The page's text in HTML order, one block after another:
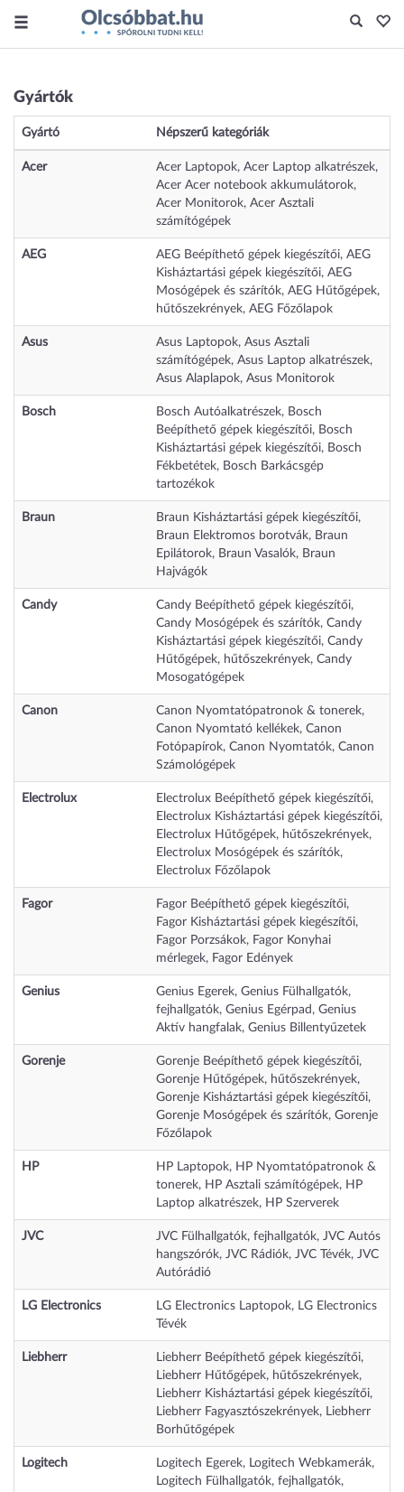
Gyártók
Gyártó Népszerű kategóriák
Acer Acer Laptopok, Acer Laptop alkatrészek,
Acer Acer notebook akkumulátorok,
Acer Monitorok, Acer Asztali
számítógépek
AEG AEG Beépíthető gépek kiegészítői, AEG
Kisháztartási gépek kiegészítői, AEG
Mosógépek és szárítók, AEG Hűtőgépek,
hűtőszekrények, AEG Főzőlapok
Asus Asus Laptopok, Asus Asztali
számítógépek, Asus Laptop alkatrészek,
Asus Alaplapok, Asus Monitorok
Bosch Bosch Autóalkatrészek, Bosch
Beépíthető gépek kiegészítői, Bosch
Kisháztartási gépek kiegészítői, Bosch
Fékbetétek, Bosch Barkácsgép
tartozékok
Braun Braun Kisháztartási gépek kiegészítői,
Braun Elektromos borotvák, Braun
Epilátorok, Braun Vasalók, Braun
Hajvágók
Candy Candy Beépíthető gépek kiegészítői,
Candy Mosógépek és szárítók, Candy
Kisháztartási gépek kiegészítői, Candy
Hűtőgépek, hűtőszekrények, Candy
Mosogatógépek
Canon Canon Nyomtatópatronok & tonerek,
Canon Nyomtató kellékek, Canon
Fotópapírok, Canon Nyomtatók, Canon
Számológépek
Electrolux Electrolux Beépíthető gépek kiegészítői,
Electrolux Kisháztartási gépek kiegészítői,
Electrolux Hűtőgépek, hűtőszekrények,
Electrolux Mosógépek és szárítók,
Electrolux Főzőlapok
Fagor Fagor Beépíthető gépek kiegészítői,
Fagor Kisháztartási gépek kiegészítői,
Fagor Porzsákok, Fagor Konyhai
mérlegek, Fagor Edények
Genius Genius Egerek, Genius Fülhallgatók,
fejhallgatók, Genius Egérpad , Genius
Aktív hangfalak, Genius Billentyűzetek
Gorenje Gorenje Beépíthető gépek kiegészítői,
Gorenje Hűtőgépek, hűtőszekrények,
Gorenje Kisháztartási gépek kiegészítői,
Gorenje Mosógépek és szárítók, Gorenje
Főzőlapok
HP HP Laptopok, HP Nyomtatópatronok &
tonerek, HP Asztali számítógépek, HP
Laptop alkatrészek, HP Szerverek
JVC JVC Fülhallgatók, fejhallgatók, JVC Autós
hangszórók, JVC Rádiók, JVC Tévék, JVC
Autórádió
LG Electronics LG Electronics Laptopok, LG Electronics
Tévék
Liebherr Liebherr Beépíthető gépek kiegészítői,
Liebherr Hűtőgépek, hűtőszekrények,
Liebherr Kisháztartási gépek kiegészítői,
Liebherr Fagyasztószekrények, Liebherr
Borhűtőgépek
Logitech Logitech Egerek, Logitech Webkamerák,
Logitech Fülhallgatók, fejhallgatók,